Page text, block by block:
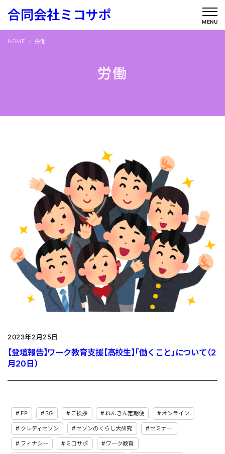
を
合同会社ミコサポ MENU
労働
HOME 労働
2023年2月25日
【登壇報告】ワーク教育支援【高校生】「働くこと」について（2
月20日）
FP SG ご挨拶 ねんきん定期便 オンライン
クレディセゾン セゾンのくらし大研究 セミナー
フィナシー ミコサポ ワーク教育